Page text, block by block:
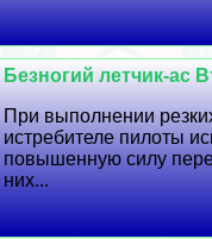
Безногий летчик-ас
При выполнении
истребителе пилоты
повышенную силу
них...